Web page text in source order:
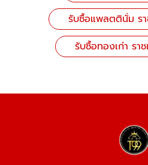
รับซื้อแพลตตินั่ม ร
รับซื้อทองเก่า รา